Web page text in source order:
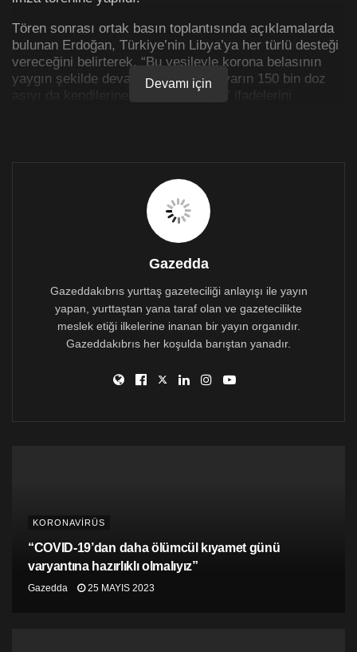
Tören sonrası ortak basın toplantısında açıklamalarda
bulunan Erdoğan, Türkiye’nin Libya’ya her türlü desteği
vereceğini belirterek, “Bu vesileyle korona belasının
yaygın şekilde devam ettiği sürede yarın 150 bin doz
aşıyı da kendilerine teslim edeceğiz” ifadelerini
Devamı için
Gazedda
Gazeddakıbrıs yurttaş gazeteciliği anlayışı ile yayın
yapan, yurttaştan yana taraf olan ve gazetecilikte
meslek etiği ilkelerine inanan bir yayın organıdır.
Gazeddakıbrıs her koşulda barıştan yanadır.
KORONAVİRÜS
“COVID-19’dan daha ölümcül kıyamet günü
varyantına hazırlıklı olmalıyız”
Gazedda 25 MAYIS 2023